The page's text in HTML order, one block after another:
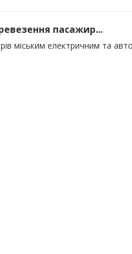
пасажир...
міським електричним та